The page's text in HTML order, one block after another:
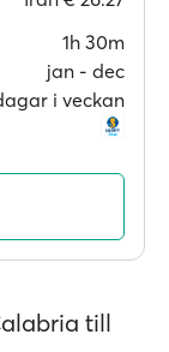
1h 30m
jan ‐ dec
i veckan
till